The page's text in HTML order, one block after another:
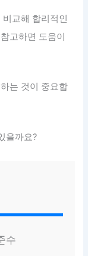
교해 합리적인
고하면 도움이
는 것이 중요합
을까요?
수